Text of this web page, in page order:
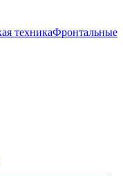
техникаФронтальные